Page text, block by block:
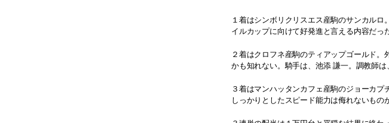
１着はシンボリクリスエス産駒のサンカル
イルカップに向けて好発進と言える内容だっ
２着はクロフネ産駒のティアップゴールド
かも知れない。騎手は、池添 謙一。調教師は
３着はマンハッタンカフェ産駒のジョーカ
しっかりとしたスピード能力は侮れないもの